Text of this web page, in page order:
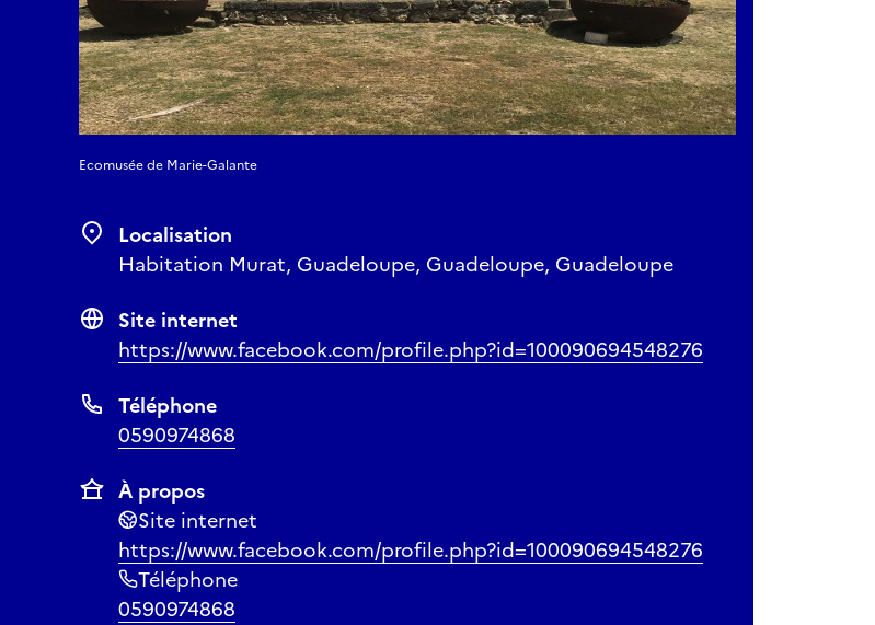
Ecomusée de Marie-Galante
Localisation
Habitation Murat, Guadeloupe, Guadeloupe, Guadeloupe
Site internet
https://www.facebook.com/profile.php?id=100090694548276
Téléphone
0590974868
À propos
Site internet
https://www.facebook.com/profile.php?id=100090694548276
Téléphone
0590974868